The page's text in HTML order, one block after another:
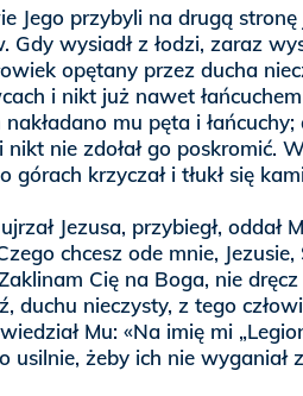
Jego przybyli na drugą
Gdy wysiadł z łodzi, zaraz
opętany przez ducha
i nikt już nawet
mu pęta i łańcuchy;
nikt nie zdołał go poskromić.
górach krzyczał i tłukł się
Jezusa, przybiegł, oddał
chcesz ode mnie,
Cię na Boga, nie
duchu nieczysty, z tego
Mu: «Na imię mi
usilnie, żeby ich nie wyganiał